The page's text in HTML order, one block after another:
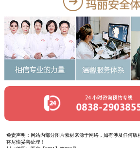
免责声明：网站内部分图片素材来源于网络，如有涉及任何版
将尽快妥善处理！